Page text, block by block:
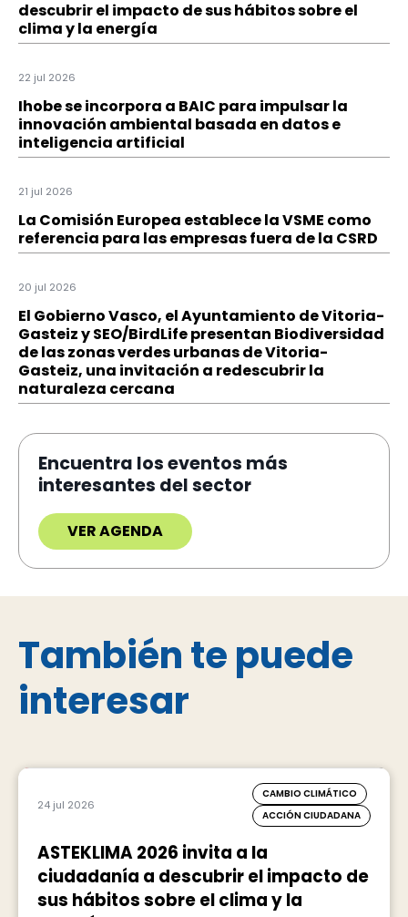
descubrir el impacto de sus hábitos sobre el
clima y la energía
22 jul 2026
Ihobe se incorpora a BAIC para impulsar la
innovación ambiental basada en datos e
inteligencia artificial
21 jul 2026
La Comisión Europea establece la VSME como
referencia para las empresas fuera de la CSRD
20 jul 2026
El Gobierno Vasco, el Ayuntamiento de Vitoria-
Gasteiz y SEO/BirdLife presentan Biodiversidad
de las zonas verdes urbanas de Vitoria-
Gasteiz, una invitación a redescubrir la
naturaleza cercana
Encuentra los eventos más
interesantes del sector
VER AGENDA
También te puede
interesar
24 jul 2026
CAMBIO CLIMÁTICO
ACCIÓN CIUDADANA
ASTEKLIMA 2026 invita a la
ciudadanía a descubrir el impacto de
sus hábitos sobre el clima y la